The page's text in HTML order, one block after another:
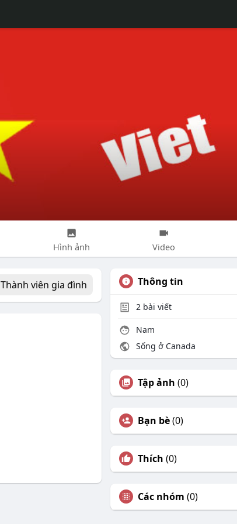
Hình ảnh Video
Thành viên gia đình Thông tin
2 bài viết
Nam
Sống ở Canada
Tập ảnh (0)
Bạn bè(0)
Thích (0)
Các nhóm (0)